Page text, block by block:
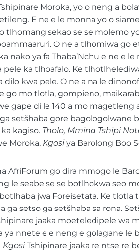
Moroka, yo o neng a
E ne e le monna yo o
sekao se se molemo
O ne a tlhomiwa go
nako ya fa Thaba’Nchu e ne e le
ka tlhoafalo. Ke
kwa pele. O ne a na le
go mo tlotla, gompieno,
gape di le 140 a mo magetleng
setšhaba gore bagologolwane
kagiso. Tholo, Mmina Tshipi
Moroka, Kgosiya Barolong Boo
AfriForum go dira mmogo le
le seabe se se botlhokwa seo
jwa Foreisetata. Ke tlotla
setso ga setšhaba sa rona.
jaaka moeteledipele wa
ya nnete e e neng e golagane le
KgosiTshipinare jaaka re ntse re